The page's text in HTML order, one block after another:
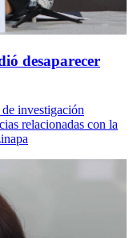
desaparecer
investigación
relacionadas con la